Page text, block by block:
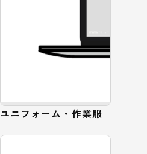
ユニフォーム・作業服